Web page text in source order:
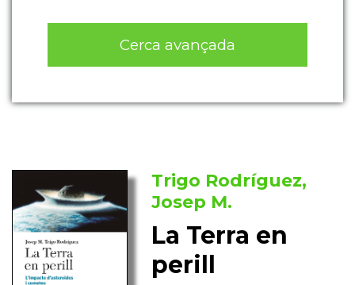
Cerca avançada
Trigo Rodríguez,
Josep M.
La Terra en
perill